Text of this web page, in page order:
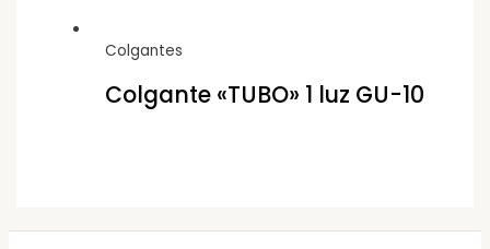
Colgantes
Colgante «TUBO» 1 luz GU-10